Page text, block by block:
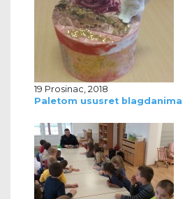
19 Prosinac, 2018
Paletom ususret blagdanima